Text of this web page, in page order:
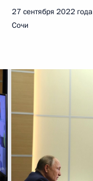
27 сентября 2022 года
Сочи